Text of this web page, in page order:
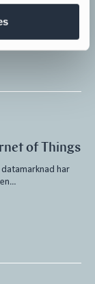
dagen av
absolut mest…
of Things
har